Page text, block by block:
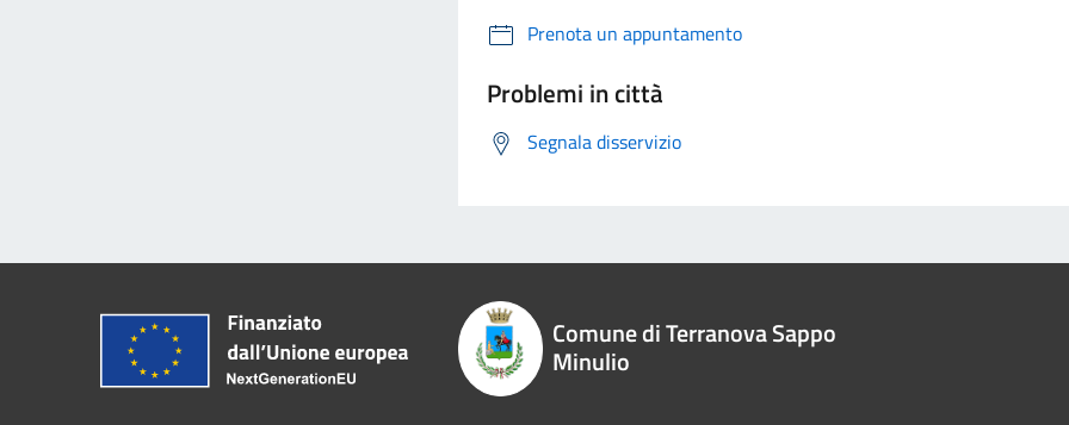
Prenota un appuntamento
Problemi in città
Segnala disservizio
Comune di Terranova Sappo
Minulio